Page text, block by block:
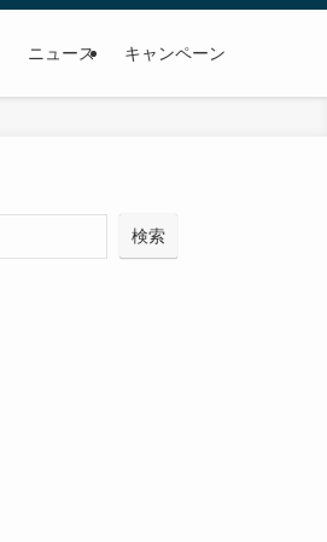
ニュース キャンペーン
検索